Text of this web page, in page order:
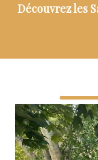
Découvrez les